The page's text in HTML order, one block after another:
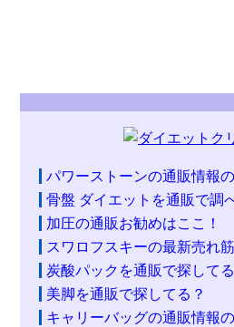
パワーストーンの通販情報
骨盤 ダイエットを通販で調
加圧の通販お勧めはここ！
スワロフスキーの最新売れ
炭酸パックを通販で探して
美脚を通販で探してる？
キャリーバッグの通販情報